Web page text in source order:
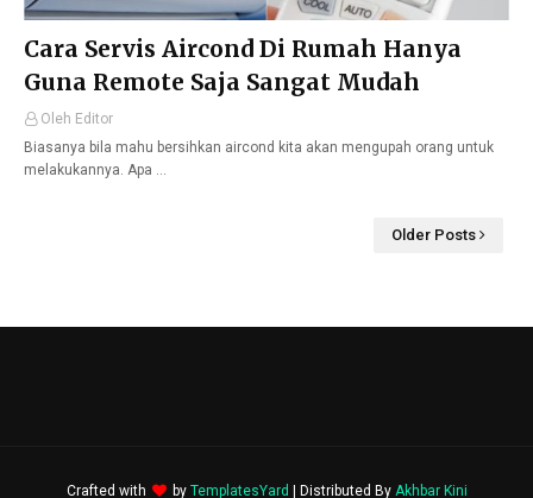
Cara Servis Aircond Di Rumah Hanya
Guna Remote Saja Sangat Mudah
Oleh Editor
Biasanya bila mahu bersihkan aircond kita akan mengupah orang untuk
melakukannya. Apa …
Older Posts
Crafted with by TemplatesYard | Distributed By Akhbar Kini